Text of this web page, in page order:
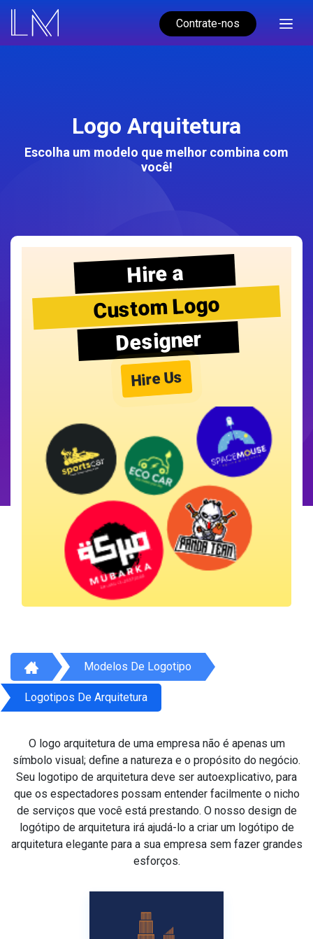
Contrate-nos
Logo Arquitetura
Escolha um modelo que melhor combina com
você!
Hire a
Custom Logo
Designer
Hire Us
Modelos De Logotipo
Logotipos De Arquitetura
O logo arquitetura de uma empresa não é apenas um
símbolo visual; define a natureza e o propósito do negócio.
Seu logotipo de arquitetura deve ser autoexplicativo, para
que os espectadores possam entender facilmente o nicho
de serviços que você está prestando. O nosso design de
logótipo de arquitetura irá ajudá-lo a criar um logótipo de
arquitetura elegante para a sua empresa sem fazer grandes
esforços.